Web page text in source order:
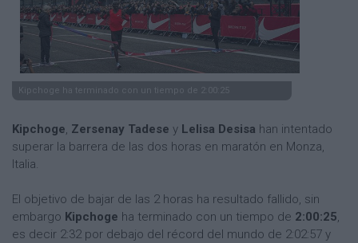
Kipchoge ha terminado con un tiempo de 2:00:25
Kipchoge, Zersenay Tadese y Lelisa Desisa han intentado
superar la barrera de las dos horas en maratón en Monza,
Italia.
El objetivo de bajar de las 2 horas ha resultado fallido, sin
embargo Kipchoge ha terminado con un tiempo de 2:00:25,
es decir 2:32 por debajo del récord del mundo de 2:02:57 y